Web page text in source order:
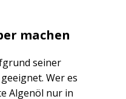
machen
seiner
Wer es
Algenöl nur in